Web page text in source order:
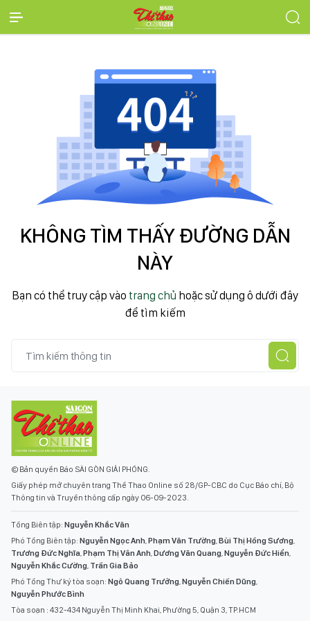
KHÔNG TÌM THẤY ĐƯỜNG DẪN
NÀY
Bạn có thể truy cập vào trang chủ hoặc sử dụng ô dưới đây
để tìm kiếm
© Bản quyền Báo SÀI GÒN GIẢI PHÓNG.
Giấy phép mở chuyên trang Thể Thao Online số 28/GP-CBC do Cục Báo chí, Bộ
Thông tin và Truyền thông cấp ngày 06-09-2023.
Tổng Biên tập: Nguyễn Khắc Văn
Phó Tổng Biên tập: Nguyễn Ngọc Anh,Phạm Văn Trường,Bùi Thị Hồng Sương,
Trương Đức Nghĩa,Phạm Thị Vân Anh,Dương Văn Quang,Nguyễn Đức Hiển,
Nguyễn Khắc Cường, Trần Gia Bảo
Phó Tổng Thư ký tòa soạn: Ngô Quang Trưởng,Nguyễn Chiến Dũng,
Nguyễn Phước Bình
Tòa soạn : 432-434 Nguyễn Thị Minh Khai, Phường 5, Quận 3, TP.HCM